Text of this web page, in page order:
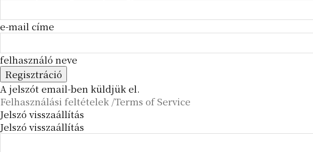
e-mail címe
felhasználó neve
A jelszót email-ben küldjük el.
Felhasználási feltételek /Terms of Service
Jelszó visszaállítás
Jelszó visszaállítás